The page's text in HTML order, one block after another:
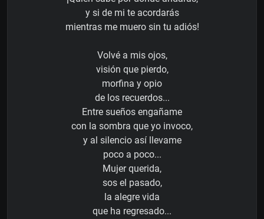
y si de mi te acordarás
mientras me muero sin tu adiós!
Volvé a mis ojos,
visión que pierdo,
morfina y opio
de los recuerdos...
Entre sueños engañame
con la sombra que yo invoco,
y al silencio así llevame
poco a poco...
Mujer querida,
sos el pasado,
la alegre vida
que ha regresado...